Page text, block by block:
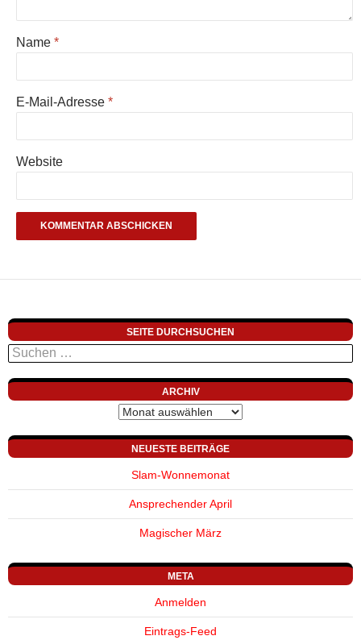
Name *
E-Mail-Adresse *
Website
SEITE DURCHSUCHEN
Suchen
nach:
ARCHIV
Archiv
NEUESTE BEITRÄGE
Slam-Wonnemonat
Ansprechender April
Magischer März
META
Anmelden
Eintrags-Feed